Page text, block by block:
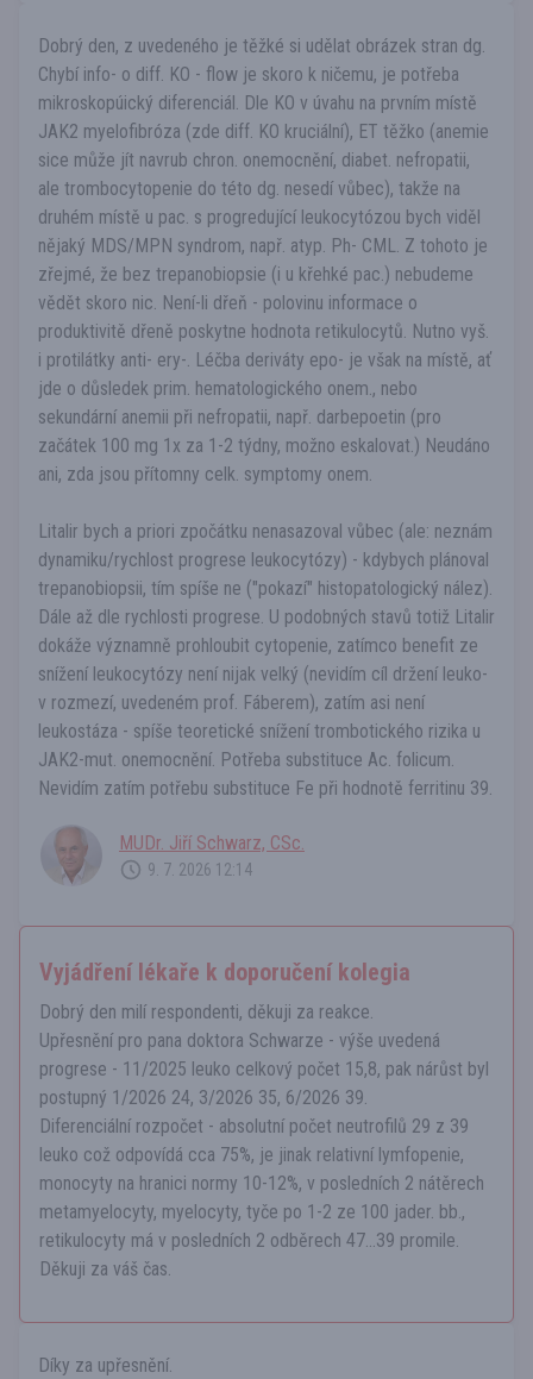
Dobrý den, z uvedeného je těžké si udělat obrázek stran dg.
Chybí info- o diff. KO - flow je skoro k ničemu, je potřeba
mikroskopúický diferenciál. Dle KO v úvahu na prvním místě
JAK2 myelofibróza (zde diff. KO kruciální), ET těžko (anemie
sice může jít navrub chron. onemocnění, diabet. nefropatii,
ale trombocytopenie do této dg. nesedí vůbec), takže na
druhém místě u pac. s progredující leukocytózou bych viděl
nějaký MDS/MPN syndrom, např. atyp. Ph- CML. Z tohoto je
zřejmé, že bez trepanobiopsie (i u křehké pac.) nebudeme
vědět skoro nic. Není-li dřeň - polovinu informace o
produktivitě dřeně poskytne hodnota retikulocytů. Nutno vyš.
i protilátky anti- ery-. Léčba deriváty epo- je však na místě, ať
jde o důsledek prim. hematologického onem., nebo
sekundární anemii při nefropatii, např. darbepoetin (pro
začátek 100 mg 1x za 1-2 týdny, možno eskalovat.) Neudáno
ani, zda jsou přítomny celk. symptomy onem.
Litalir bych a priori zpočátku nenasazoval vůbec (ale: neznám
dynamiku/rychlost progrese leukocytózy) - kdybych plánoval
trepanobiopsii, tím spíše ne ("pokazí" histopatologický nález).
Dále až dle rychlosti progrese. U podobných stavů totiž Litalir
dokáže významně prohloubit cytopenie, zatímco benefit ze
snížení leukocytózy není nijak velký (nevidím cíl držení leuko-
v rozmezí, uvedeném prof. Fáberem), zatím asi není
leukostáza - spíše teoretické snížení trombotického rizika u
JAK2-mut. onemocnění. Potřeba substituce Ac. folicum.
Nevidím zatím potřebu substituce Fe při hodnotě ferritinu 39.
MUDr. Jiří Schwarz, CSc.
9. 7. 2026 12:14
Vyjádření lékaře k doporučení kolegia
Dobrý den milí respondenti, děkuji za reakce.
Upřesnění pro pana doktora Schwarze - výše uvedená
progrese - 11/2025 leuko celkový počet 15,8, pak nárůst byl
postupný 1/2026 24, 3/2026 35, 6/2026 39.
Diferenciální rozpočet - absolutní počet neutrofilů 29 z 39
leuko což odpovídá cca 75%, je jinak relativní lymfopenie,
monocyty na hranici normy 10-12%, v posledních 2 nátěrech
metamyelocyty, myelocyty, tyče po 1-2 ze 100 jader. bb.,
retikulocyty má v posledních 2 odběrech 47...39 promile.
Děkuji za váš čas.
Díky za upřesnění.